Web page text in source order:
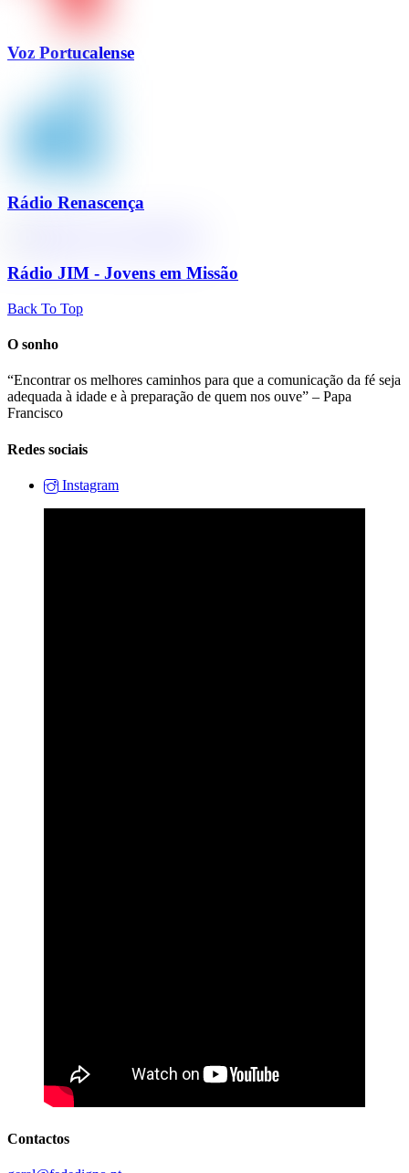
Voz Portucalense
Rádio Renascença
Rádio JIM - Jovens em Missão
Back To Top
O sonho
“Encontrar os melhores caminhos para que a comunicação da fé seja
adequada à idade e à preparação de quem nos ouve” – Papa
Francisco
Redes sociais
Instagram
Contactos